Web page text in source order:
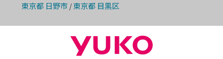
東京都 日野市/ 東京都 目黒区